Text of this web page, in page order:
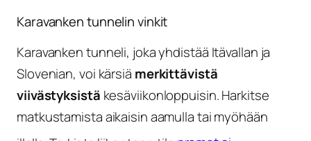
Karavanken tunnelin vinkit
Karavanken tunneli, joka yhdistää Itävallan ja
Slovenian, voi kärsiä merkittävistä
viivästyksistä kesäviikonloppuisin. Harkitse
matkustamista aikaisin aamulla tai myöhään